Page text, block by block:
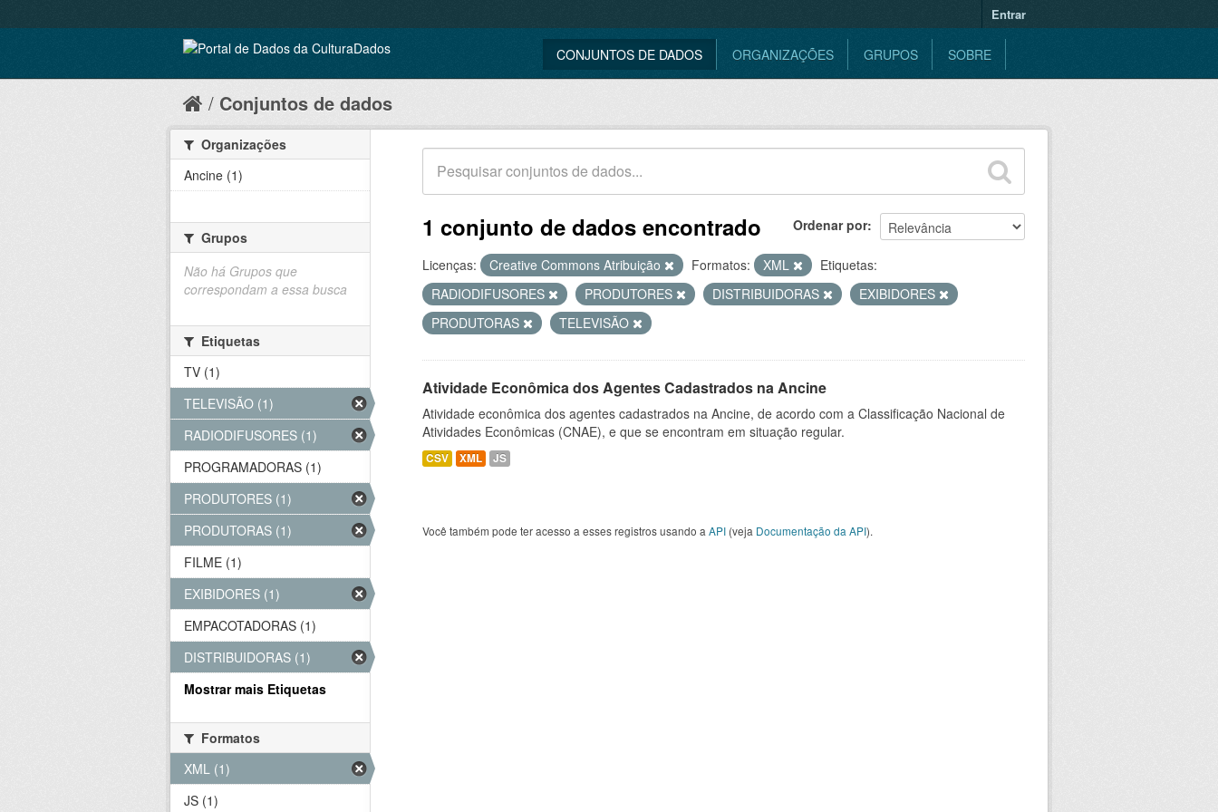
Entrar
CONJUNTOS DE DADOS ORGANIZAÇÕES GRUPOS SOBRE
Conjuntos de dados
Ordenar por
1 conjunto de dados encontrado
Licenças: Creative Commons Atribuição Formatos: XML
Etiquetas:
RADIODIFUSORES
PRODUTORES DISTRIBUIDORAS
EXIBIDORES
PRODUTORAS
TELEVISÃO
Atividade Econômica dos Agentes Cadastrados na Ancine
Atividade econômica dos agentes cadastrados na Ancine, de acordo com a Classificação Nacional de
Atividades Econômicas (CNAE), e que se encontram em situação regular.
CSV XML JS
Você também pode ter acesso a esses registros usando a API (veja Documentação da API).
Organizações
Ancine (1)
Grupos
Não há Grupos que
correspondam a essa busca
Etiquetas
TV (1)
TELEVISÃO (1)
RADIODIFUSORES (1)
PROGRAMADORAS (1)
PRODUTORES (1)
PRODUTORAS (1)
FILME (1)
EXIBIDORES (1)
EMPACOTADORAS (1)
DISTRIBUIDORAS (1)
Mostrar mais Etiquetas
Formatos
XML (1)
JS (1)